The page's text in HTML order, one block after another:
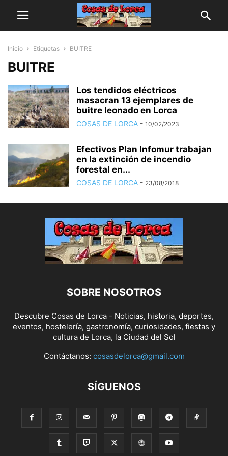
Inicio Etiquetas BUITRE
BUITRE
Los tendidos eléctricos
masacran 13 ejemplares de
buitre leonado en Lorca
COSAS DE LORCA - 10/02/2023
Efectivos Plan Infomur trabajan
en la extinción de incendio
forestal en...
COSAS DE LORCA - 23/08/2018
SOBRE NOSOTROS
Descubre Cosas de Lorca - Noticias, historia, deportes,
eventos, hostelería, gastronomía, curiosidades, fiestas y
cultura de Lorca, la Ciudad del Sol
Contáctanos: cosasdelorca@gmail.com
SÍGUENOS